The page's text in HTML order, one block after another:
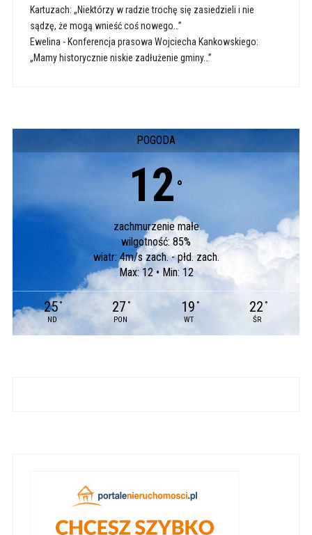
Kartuzach: „Niektórzy w radzie trochę się zasiedzieli i nie
sądzę, że mogą wnieść coś nowego…”
Ewelina - Konferencja prasowa Wojciecha Kankowskiego:
„Mamy historycznie niskie zadłużenie gminy…”
POGODA
12 °
zachmurzenie małe
wilgotność: 85%
wiatr: 4m/s zach. - płd. zach.
Max: 12 • Min: 12
25 °
ND
27 °
PON
19 °
WT
22 °
ŚR